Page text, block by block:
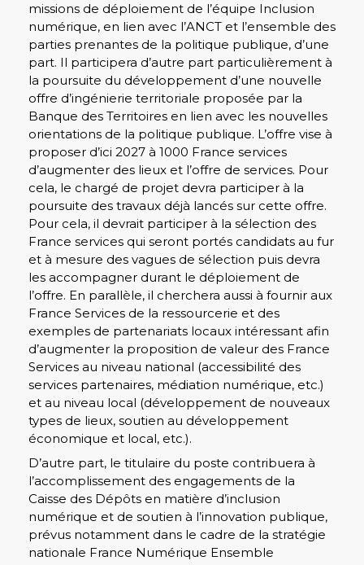
missions de déploiement de l’équipe Inclusion
numérique, en lien avec l’ANCT et l’ensemble des
parties prenantes de la politique publique, d’une
part. Il participera d’autre part particulièrement à
la poursuite du développement d’une nouvelle
offre d’ingénierie territoriale proposée par la
Banque des Territoires en lien avec les nouvelles
orientations de la politique publique. L’offre vise à
proposer d’ici 2027 à 1000 France services
d’augmenter des lieux et l’offre de services. Pour
cela, le chargé de projet devra participer à la
poursuite des travaux déjà lancés sur cette offre.
Pour cela, il devrait participer à la sélection des
France services qui seront portés candidats au fur
et à mesure des vagues de sélection puis devra
les accompagner durant le déploiement de
l’offre. En parallèle, il cherchera aussi à fournir aux
France Services de la ressourcerie et des
exemples de partenariats locaux intéressant afin
d’augmenter la proposition de valeur des France
Services au niveau national (accessibilité des
services partenaires, médiation numérique, etc.)
et au niveau local (développement de nouveaux
types de lieux, soutien au développement
économique et local, etc.).
D’autre part, le titulaire du poste contribuera à
l’accomplissement des engagements de la
Caisse des Dépôts en matière d’inclusion
numérique et de soutien à l’innovation publique,
prévus notamment dans le cadre de la stratégie
nationale France Numérique Ensemble